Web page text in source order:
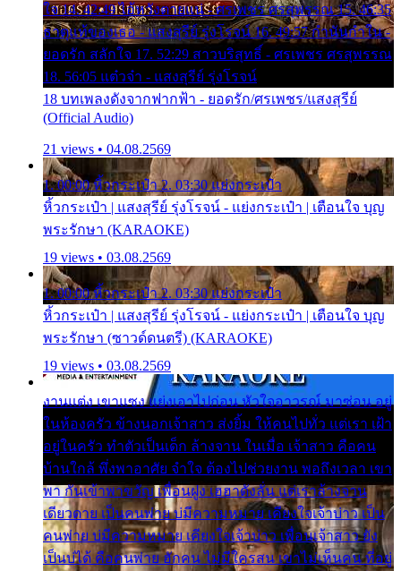
ใจ 14. 42:49 ไอ้หวังตายแน่ - ศรเพชร ศรสุพรรณ 15. 46:35
ธาตุแท้ของเธอ - แสงสุรีย์ รุ่งโรจน์ 16. 49:57 กำนันกำใน -
ยอดรัก สลักใจ 17. 52:29 สาวบริสุทธิ์ - ศรเพชร ศรสุพรรณ
18. 56:05 แต๋วจ๋า - แสงสุรีย์ รุ่งโรจน์
18 บทเพลงดังจากฟากฟ้า - ยอดรัก/ศรเพชร/แสงสุรีย์
(Official Audio)
21 views • 04.08.2569
1. 00:00 หิ้วกระเป๋า 2. 03:30 แย่งกระเป๋า
หิ้วกระเป๋า | แสงสุรีย์ รุ่งโรจน์ - แย่งกระเป๋า | เตือนใจ บุญ
พระรักษา (KARAOKE)
19 views • 03.08.2569
1. 00:00 หิ้วกระเป๋า 2. 03:30 แย่งกระเป๋า
หิ้วกระเป๋า | แสงสุรีย์ รุ่งโรจน์ - แย่งกระเป๋า | เตือนใจ บุญ
พระรักษา (ซาวด์ดนตรี) (KARAOKE)
19 views • 03.08.2569
งานแต่ง เขาแซง แย่งเอาไปก่อน หัวใจอาวรณ์ มาซ่อน อยู่
ในห้องครัว ข้างนอกเจ้าสาว ส่งยิ้ม ให้คนไปทั่ว แต่เรา เฝ้า
อยู่ในครัว ทำตัวเป็นเด็ก ล้างจาน ในเมื่อ เจ้าสาว คือคน
บ้านใกล้ พึ่งพาอาศัย จำใจ ต้องไปช่วยงาน พอถึงเวลา เขา
พา กันเข้าพาขวัญ เพื่อนฝูง เฮฮาดังลั่น แต่เราล้างจาน
เดียวดาย เป็นคนพ่าย บ่มีความหมาย เคียงใจเจ้าบ่าว เป็น
คนพ่าย บ่มีความหมาย เคียงใจเจ้าบ่าว เพื่อนเจ้าสาว ยัง
เป็นบ่ได้ คือคนพ่าย ฮักคน ไม่มีใครสน เขาไม่เห็นคน ที่อยู่